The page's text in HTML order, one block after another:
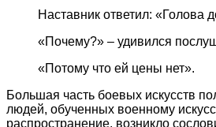
Наставник ответил: «Голова
«Почему?» – удивился
«Потому что ей цены нет».
Большая часть боевых искусств
людей, обученных военному
распространение, возникло